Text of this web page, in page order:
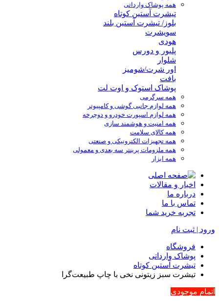
همه پوشاک وارداتی
تیشرت آستین کوتاه
بلوز/ تیشرت آستین بلند
سویشرت
هودی
پلیور و دورس
شلوار
اور شرت/شومیز
بافت
پوشاک استوک و اوت لت
همه سرگرمی
همه لوازم جانبی گوشی و کامپیوتر
همه لوازم اسپورت خودرو و دوچرخه
همه امنیت و هوشمند سازی
همه کالای سلامت
همه تجهیزات الکترونیکی و صنعتی
همه ملزومات پرینتر سه بعدی و معمولی
همه ابزار
اخبار و مقالات
درباره ما
تماس با ما
تجربه خرید شما
ورود | ثبت نام
فروشگاه
پوشاک وارداتی
تیشرت آستین کوتاه
تیشرت سبز زیتونی نخی با چاپ طبیعت‌گرا
اتمام موجودی